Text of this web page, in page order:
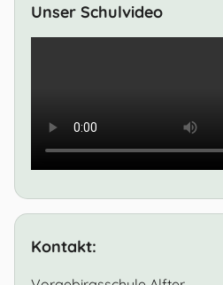
Unser Schulvideo
Kontakt: